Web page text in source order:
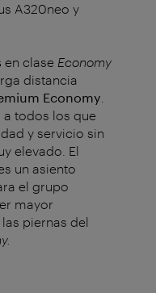
A320neo y
en clase Economy
distancia
Economy
todos los que
y servicio sin
elevado. El
un asiento
el grupo
mayor
piernas del